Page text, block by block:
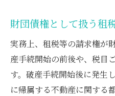
財団債権として扱う租
実務上、租税等の請求権が
産手続開始の前後や、税目
す。破産手続開始後に発生
に帰属する不動産に関する